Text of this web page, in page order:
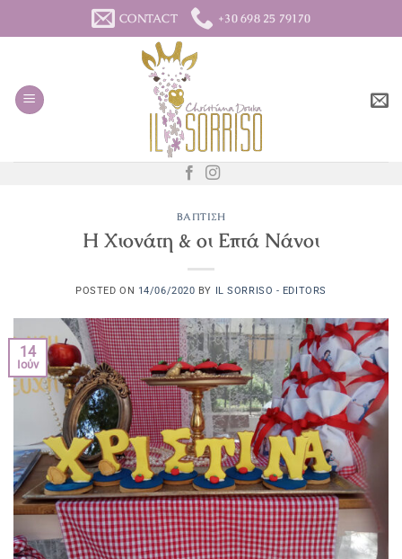
στο
CONTACT +30 698 25 79170
ΒΆΠΤΙΣΗ
Η Χιονάτη & οι Επτά Νάνοι
POSTED ON 14/06/2020 BY IL SORRISO - EDITORS
14
Ιούν